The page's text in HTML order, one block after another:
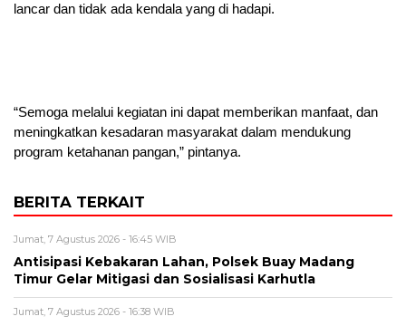
lancar dan tidak ada kendala yang di hadapi.
“Semoga melalui kegiatan ini dapat memberikan manfaat, dan
meningkatkan kesadaran masyarakat dalam mendukung
program ketahanan pangan,” pintanya.
BERITA TERKAIT
Jumat, 7 Agustus 2026 - 16:45 WIB
Antisipasi Kebakaran Lahan, Polsek Buay Madang
Timur Gelar Mitigasi dan Sosialisasi Karhutla
Jumat, 7 Agustus 2026 - 16:38 WIB